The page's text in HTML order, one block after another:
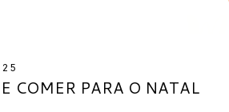
COMER PARA O NATAL